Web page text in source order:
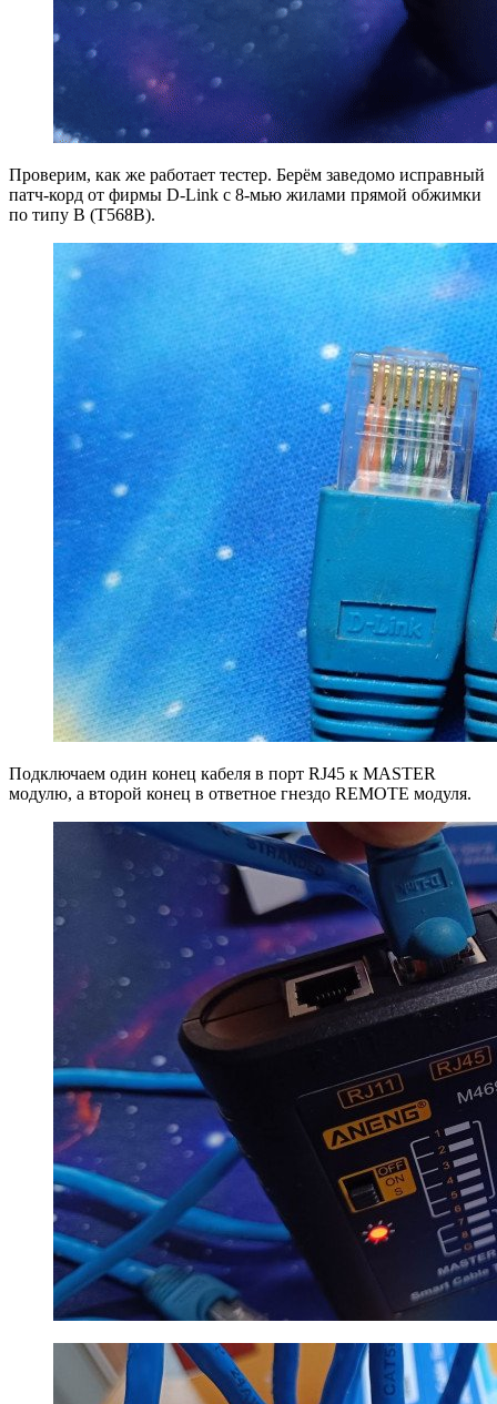
Проверим, как же работает тестер. Берём заведомо исправный
патч-корд от фирмы D-Link с 8-мью жилами прямой обжимки
по типу B (T568B).
Подключаем один конец кабеля в порт RJ45 к MASTER
модулю, а второй конец в ответное гнездо REMOTE модуля.